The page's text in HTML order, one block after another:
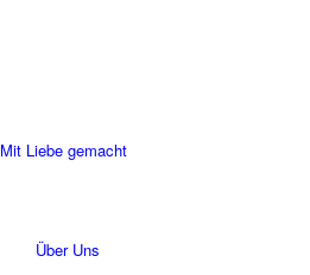
Mit Liebe gemacht
Über Uns